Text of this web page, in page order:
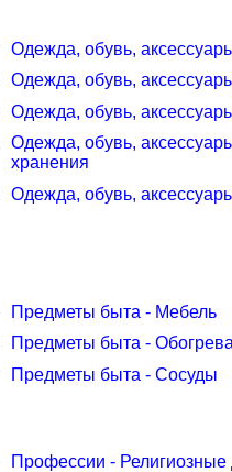
Одежда, обувь,
Одежда, обувь,
Одежда, обувь,
Одежда, обувь,
хранения
Одежда, обувь,
Предметы быта - Мебель
Предметы быта -
Предметы быта - Сосуды
Профессии -